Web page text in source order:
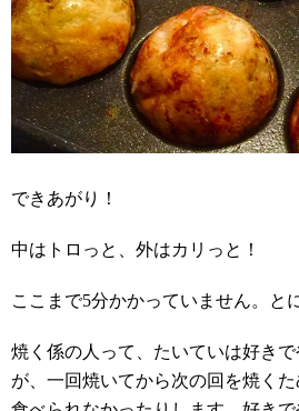
できあがり！
中はトロっと、外はカリっと！
ここまで5分かかっていません。と
焼く係の人って、たいていは好き
が、一回焼いてから次の回を焼く